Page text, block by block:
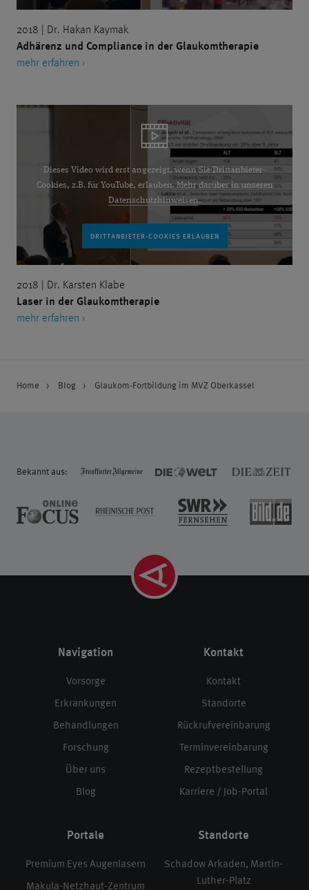
2018 | Dr. Hakan Kaymak
Adhärenz und Compliance in der Glaukomtherapie
mehr erfahren ›
Dieses Video wird erst angezeigt, wenn Sie Drittanbieter-
Cookies, z.B. für YouTube, erlauben. Mehr darüber in unseren
Datenschutzhinweisen.
2018 | Dr. Karsten Klabe
Laser in der Glaukomtherapie
mehr erfahren ›
Home Blog Glaukom-Fortbildung im MVZ Oberkassel
Bekannt aus:
Navigation
Vorsorge
Erkrankungen
Behandlungen
Forschung
Über uns
Blog
Kontakt
Kontakt
Standorte
Rückrufvereinbarung
Terminvereinbarung
Rezeptbestellung
Karriere / Job-Portal
Portale
Premium Eyes Augenlasern
Makula-Netzhaut-Zentrum
Standorte
Schadow Arkaden, Martin-
Luther-Platz